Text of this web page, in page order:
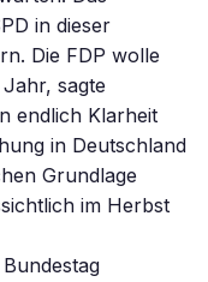
in dieser
Die FDP wolle
sagte
endlich Klarheit
in Deutschland
Grundlage
im Herbst